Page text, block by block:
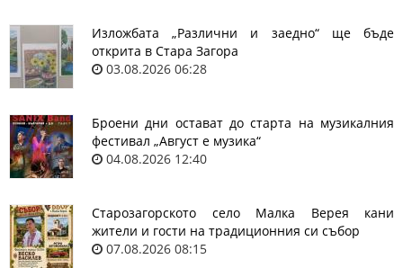
Изложбата „Различни и заедно“ ще бъде
открита в Стара Загора
03.08.2026 06:28
Броени дни остават до старта на музикалния
фестивал „Август е музика“
04.08.2026 12:40
Старозагорското село Малка Верея кани
жители и гости на традиционния си събор
07.08.2026 08:15